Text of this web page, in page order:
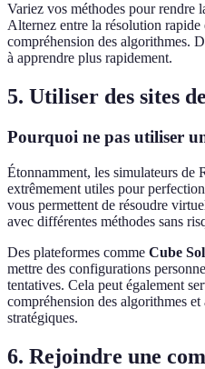
Variez vos méthodes pour rendre
Alternez entre la résolution rapide
compréhension des algorithmes.
à apprendre plus rapidement.
5. Utiliser des sites
Pourquoi ne pas utiliser
Étonnamment, les simulateurs de
extrêmement utiles pour
vous permettent de résoudre
avec différentes méthodes sans
Des plateformes comme Cube
mettre des configurations
tentatives. Cela peut également
compréhension des algorithmes
stratégiques.
6. Rejoindre une